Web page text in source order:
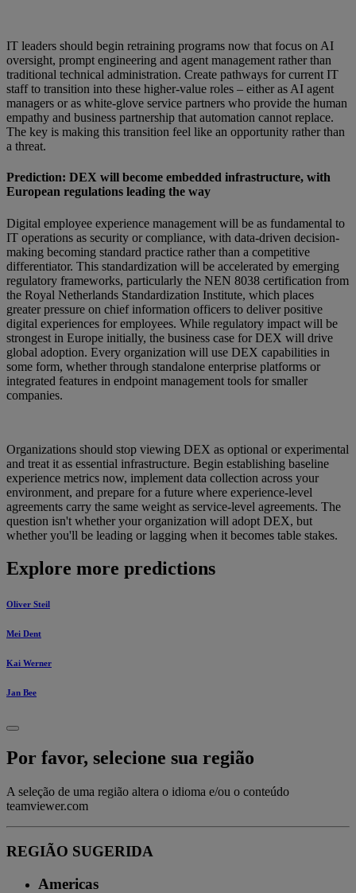
IT leaders should begin retraining programs now that focus on AI
oversight, prompt engineering and agent management rather than
traditional technical administration. Create pathways for current IT
staff to transition into these higher-value roles – either as AI agent
managers or as white-glove service partners who provide the human
empathy and business partnership that automation cannot replace.
The key is making this transition feel like an opportunity rather than
a threat.
Prediction: DEX will become embedded infrastructure, with
European regulations leading the way
Digital employee experience management will be as fundamental to
IT operations as security or compliance, with data-driven decision-
making becoming standard practice rather than a competitive
differentiator. This standardization will be accelerated by emerging
regulatory frameworks, particularly the NEN 8038 certification from
the Royal Netherlands Standardization Institute, which places
greater pressure on chief information officers to deliver positive
digital experiences for employees. While regulatory impact will be
strongest in Europe initially, the business case for DEX will drive
global adoption. Every organization will use DEX capabilities in
some form, whether through standalone enterprise platforms or
integrated features in endpoint management tools for smaller
companies.
Organizations should stop viewing DEX as optional or experimental
and treat it as essential infrastructure. Begin establishing baseline
experience metrics now, implement data collection across your
environment, and prepare for a future where experience-level
agreements carry the same weight as service-level agreements. The
question isn't whether your organization will adopt DEX, but
whether you'll be leading or lagging when it becomes table stakes.
Explore more predictions
Oliver Steil
Mei Dent
Kai Werner
Jan Bee
Por favor, selecione sua região
A seleção de uma região altera o idioma e/ou o conteúdo
teamviewer.com
REGIÃO SUGERIDA
Americas